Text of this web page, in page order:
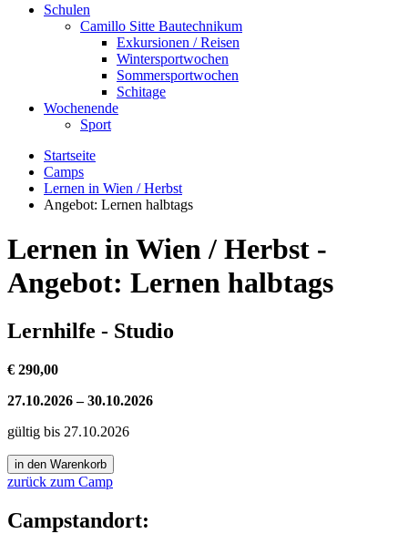
Schulen
Camillo Sitte Bautechnikum
Exkursionen / Reisen
Wintersportwochen
Sommersportwochen
Schitage
Wochenende
Sport
Startseite
Camps
Lernen in Wien / Herbst
Angebot: Lernen halbtags
Lernen in Wien / Herbst -
Angebot: Lernen halbtags
Lernhilfe - Studio
€ 290,00
27.10.2026 – 30.10.2026
gültig bis 27.10.2026
zurück zum Camp
Campstandort: